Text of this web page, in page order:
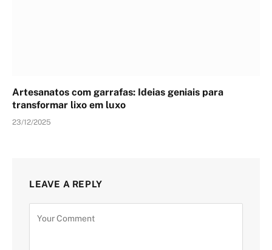
Artesanatos com garrafas: Ideias geniais para
transformar lixo em luxo
23/12/2025
LEAVE A REPLY